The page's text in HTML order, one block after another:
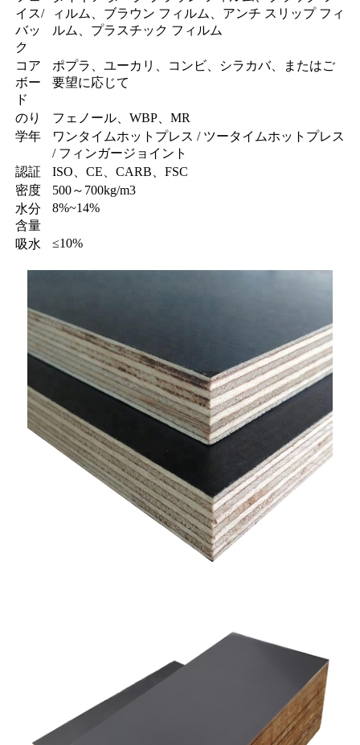
イス/
バッ
ク
ィルム、ブラウン フィルム、アンチ スリップ フィ
ルム、プラスチック フィルム
コア
ボー
ド
ポプラ、ユーカリ、コンビ、シラカバ、またはご
要望に応じて
のり
フェノール、WBP、MR
学年
ワンタイムホットプレス / ツータイムホットプレス
/ フィンガージョイント
認証
ISO、CE、CARB、FSC
密度
500～700kg/m3
水分
含量
8%~14%
吸水 ≤10%